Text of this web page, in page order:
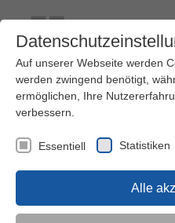
Kontakt Ihre Meinung ist uns
Kinder (0-6)
Auf unserer Webseite werden
werden zwingend benötigt,
ermöglichen, Ihre
verbessern.
Essentiell Statistiken
Alle